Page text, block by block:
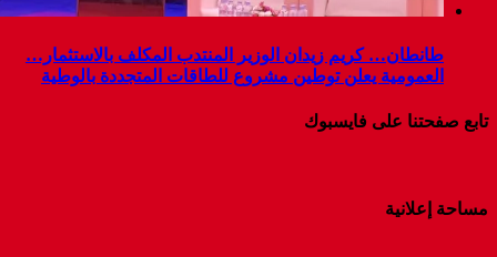
طانطان… كريم زيدان الوزير المنتدب المكلف بالاستثمار…
العمومية يعلن توطين مشروع للطاقات المتجددة بالوطية
تابع صفحتنا على فايسبوك
مساحة إعلانية